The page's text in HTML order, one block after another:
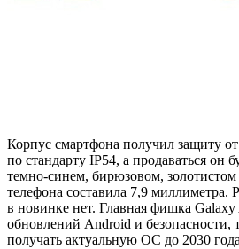
Корпус смартфона получил защиту
по стандарту IP54, а продаваться он
темно-синем, бирюзовом,
телефона составила 7,9 миллиметра.
в новинке нет. Главная фишка
обновлений Android и безопасности,
получать актуальную ОС до 2030